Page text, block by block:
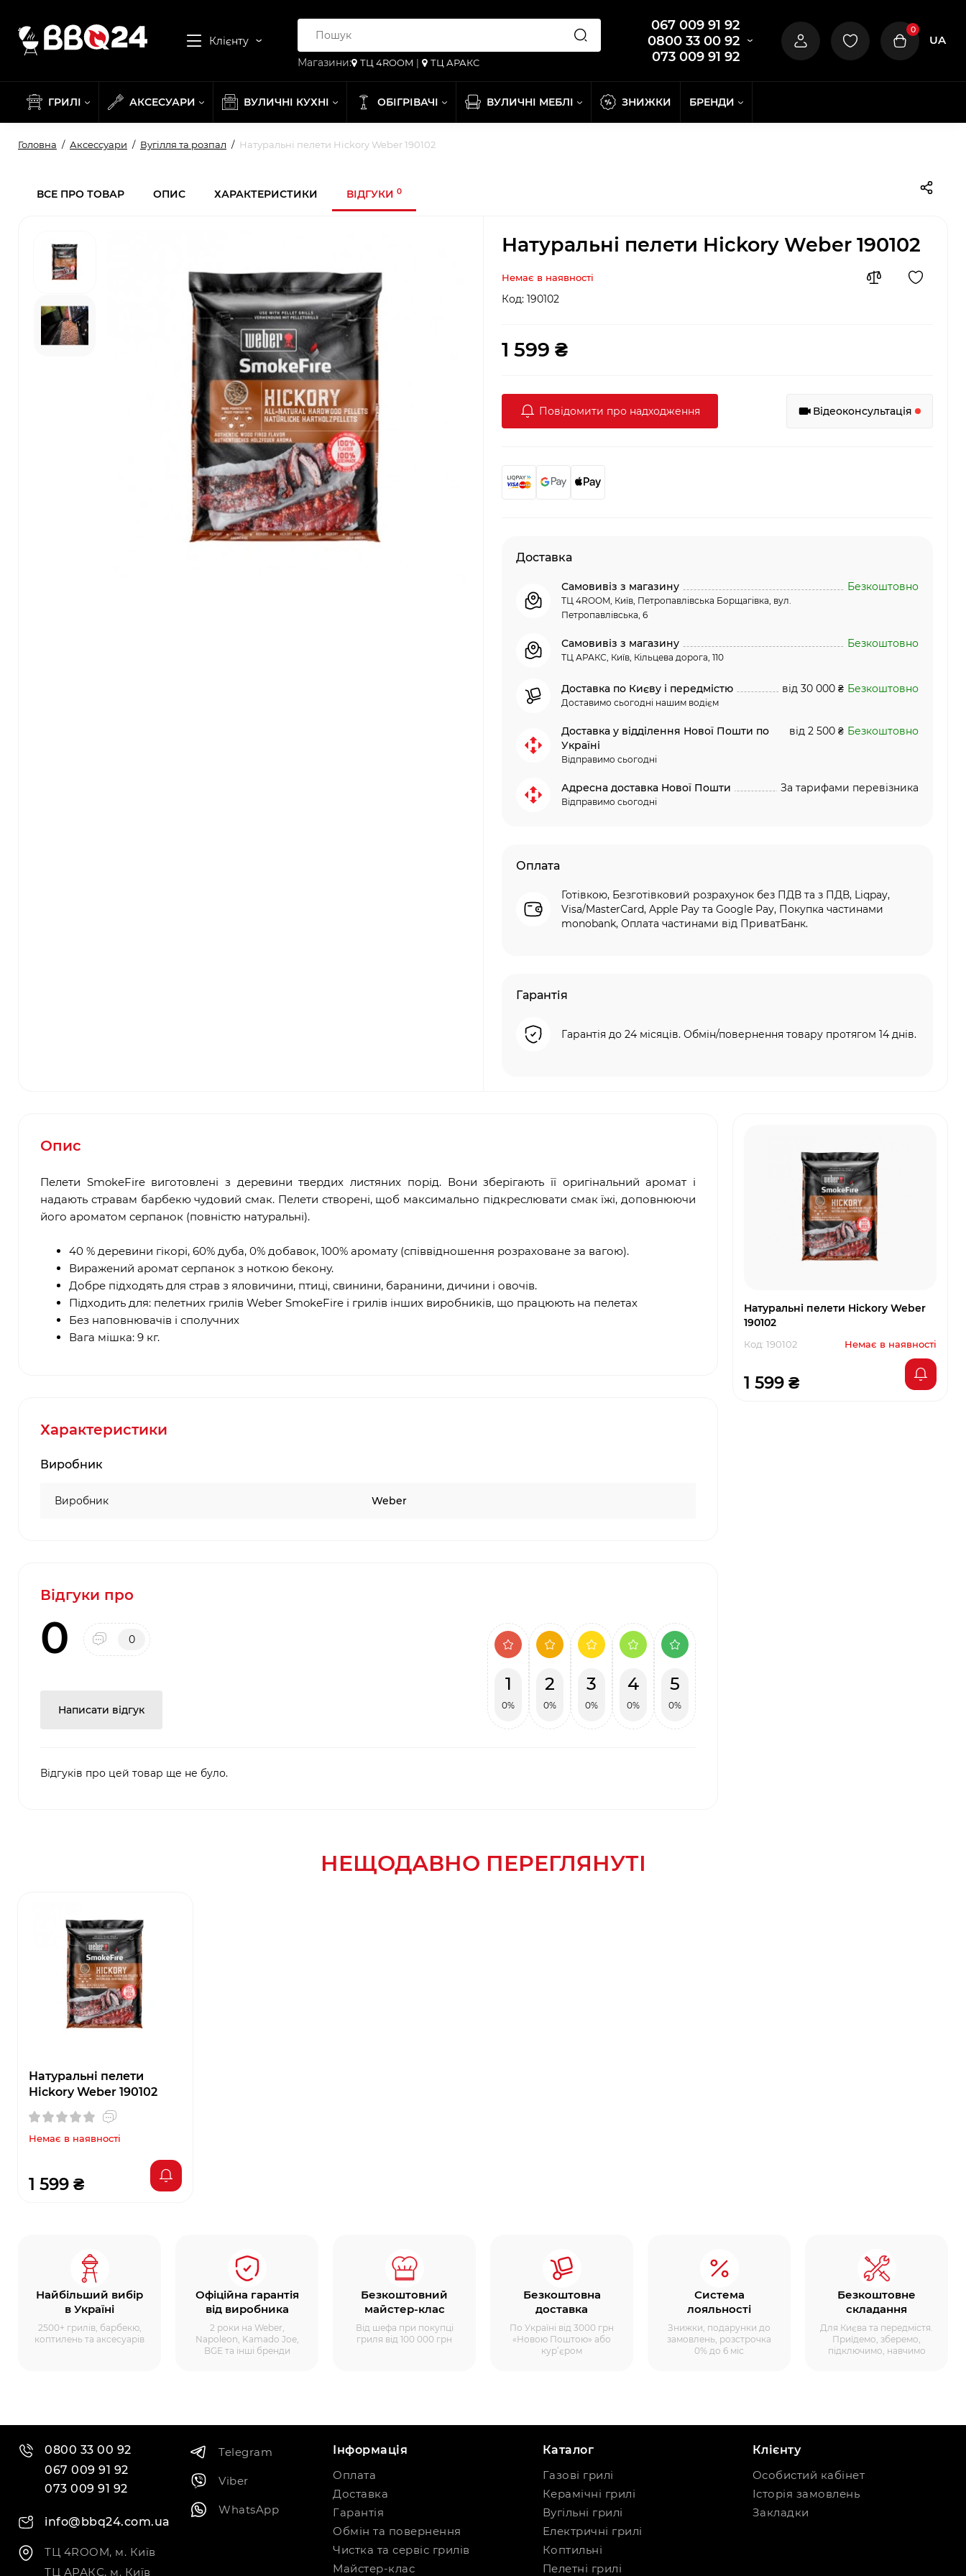
Клієнту
067 009 91 92
0800 33 00 92
073 009 91 92
Магазини: ТЦ 4ROOM | ТЦ АРАКС
0
UA
ГРИЛІ АКСЕСУАРИ ВУЛИЧНІ КУХНІ ОБІГРІВАЧІ ВУЛИЧНІ МЕБЛІ ЗНИЖКИ БРЕНДИ
Головна Аксессуари Вугілля та розпал Натуральні пелети Hickory Weber 190102
ВСЕ ПРО ТОВАР ОПИС ХАРАКТЕРИСТИКИ ВІДГУКИ 0
Натуральні пелети Hickory Weber 190102
Немає в наявності
Код: 190102
1 599 ₴
Повідомити про надходження Відеоконсультація
Доставка
Самовивіз з магазину
ТЦ 4ROOM, Київ, Петропавлівська Борщагівка, вул.
Петропавлівська, 6
Безкоштовно
Самовивіз з магазину
ТЦ АРАКС, Київ, Кільцева дорога, 110
Безкоштовно
Доставка по Києву і передмістю
Доставимо сьогодні нашим водієм
від 30 000 ₴ Безкоштовно
Доставка у відділення Нової Пошти по
Україні
Відправимо сьогодні
від 2 500 ₴ Безкоштовно
Адресна доставка Нової Пошти
Відправимо сьогодні
За тарифами перевізника
Оплата
Готівкою, Безготівковий розрахунок без ПДВ та з ПДВ, Liqpay,
Visa/MasterCard, Apple Pay та Google Pay, Покупка частинами
monobank, Оплата частинами від ПриватБанк.
Гарантія
Гарантія до 24 місяців. Обмін/повернення товару протягом 14 днів.
Опис
Пелети SmokeFire виготовлені з деревини твердих листяних порід. Вони зберігають її оригінальний аромат і
надають стравам барбекю чудовий смак. Пелети створені, щоб максимально підкреслювати смак їжі, доповнюючи
його ароматом серпанок (повністю натуральні).
40 % деревини гікорі, 60% дуба, 0% добавок, 100% аромату (співвідношення розраховане за вагою).
Виражений аромат серпанок з ноткою бекону.
Добре підходять для страв з яловичини, птиці, свинини, баранини, дичини і овочів.
Підходить для: пелетних грилів Weber SmokeFire і грилів інших виробників, що працюють на пелетах
Без наповнювачів і сполучних
Вага мішка: 9 кг.
Характеристики
Виробник
Виробник Weber
Відгуки про
0 0
Написати відгук
1
0%
2
0%
3
0%
4
0%
5
0%
Відгуків про цей товар ще не було.
Натуральні пелети Hickory Weber
190102
Код: 190102 Немає в наявності
1 599 ₴
НЕЩОДАВНО ПЕРЕГЛЯНУТІ
Натуральні пелети
Hickory Weber 190102
Немає в наявності
1 599 ₴
Найбільший вибір
в Україні
2500+ грилів, барбекю,
коптилень та аксесуарів
Офіційна гарантія
від виробника
2 роки на Weber,
Napoleon, Kamado Joe,
BGE та інші бренди
Безкоштовний
майстер-клас
Від шефа при покупці
гриля від 100 000 грн
Безкоштовна
доставка
По Україні від 3000 грн
«Новою Поштою» або
кур’єром
Система
лояльності
Знижки, подарунки до
замовлень, розстрочка
0% до 6 міс
Безкоштовне
складання
Для Києва та передмістя.
Приїдемо, зберемо,
підключимо, навчимо
0800 33 00 92
067 009 91 92
073 009 91 92
info@bbq24.com.ua
ТЦ 4ROOM, м. Київ
ТЦ АРАКС, м. Київ
Telegram
Viber
WhatsApp
Інформація
Оплата
Доставка
Гарантія
Обмін та повернення
Чистка та сервіс грилів
Майстер-клас
Каталог
Газові грилі
Керамічні грилі
Вугільні грилі
Електричні грилі
Коптильні
Пелетні грилі
Клієнту
Особистий кабінет
Історія замовлень
Закладки